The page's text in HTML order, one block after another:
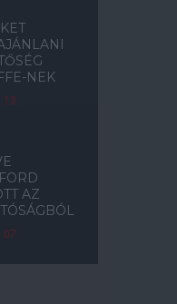
NEK
13.
AZ
07.